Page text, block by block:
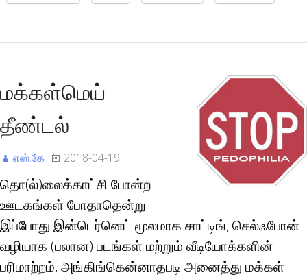
மக்கள்மெய்
தீண்டல்
எஸ்.கே 2018-04-19
தொ(ல்)லைக்காட்சி போன்ற
ஊடகங்கள் போதாதென்று
இப்போது இன்டெர்னெட் மூலமாக சாட்டிங், செல்ஃபோன்
வழியாக (பலான) படங்கள் மற்றும் வீடியோக்களின்
பரிமாற்றம், அங்கிங்கென்னாதபடி அனைத்து மக்கள்